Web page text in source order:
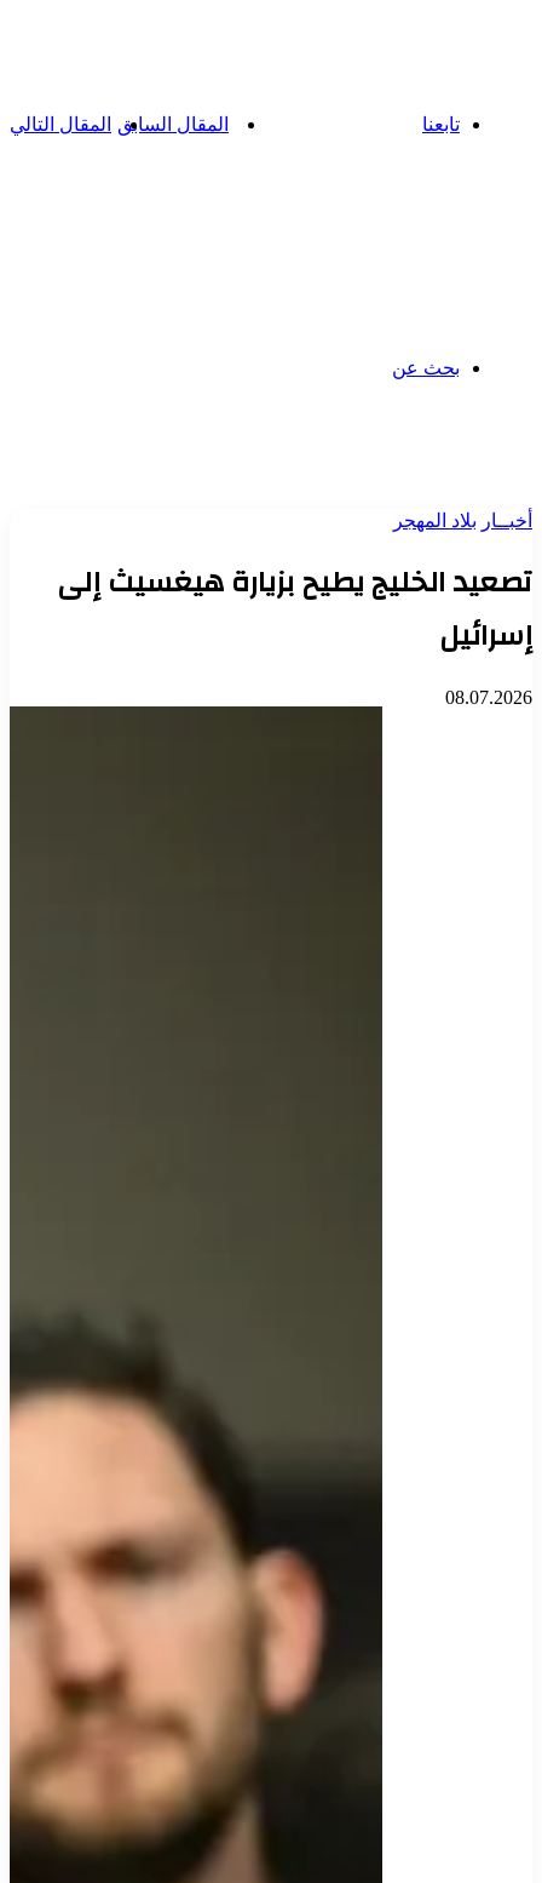
المقال السابق المقال التالي تابعنا
بحث عن
أخبــار بلاد المهجر
تصعيد الخليج يطيح بزيارة هيغسيث إلى
إسرائيل
08.07.2026